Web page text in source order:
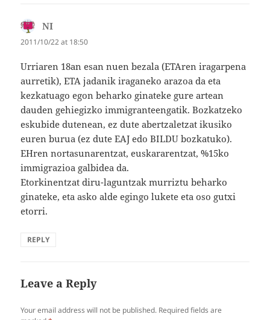
NI
2011/10/22 at 18:50
Urriaren 18an esan nuen bezala (ETAren iragarpena
aurretik), ETA jadanik iraganeko arazoa da eta
kezkatuago egon beharko ginateke gure artean
dauden gehiegizko immigranteengatik. Bozkatzeko
eskubide dutenean, ez dute abertzaletzat ikusiko
euren burua (ez dute EAJ edo BILDU bozkatuko).
EHren nortasunarentzat, euskararentzat, %15ko
immigrazioa galbidea da.
Etorkinentzat diru-laguntzak murriztu beharko
ginateke, eta asko alde egingo lukete eta oso gutxi
etorri.
REPLY
Leave a Reply
Your email address will not be published. Required fields are